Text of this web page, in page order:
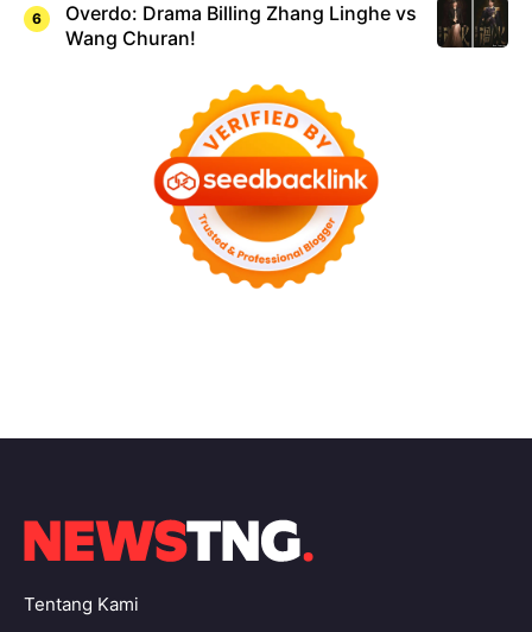
Overdo: Drama Billing Zhang Linghe vs
Wang Churan!
Tentang Kami